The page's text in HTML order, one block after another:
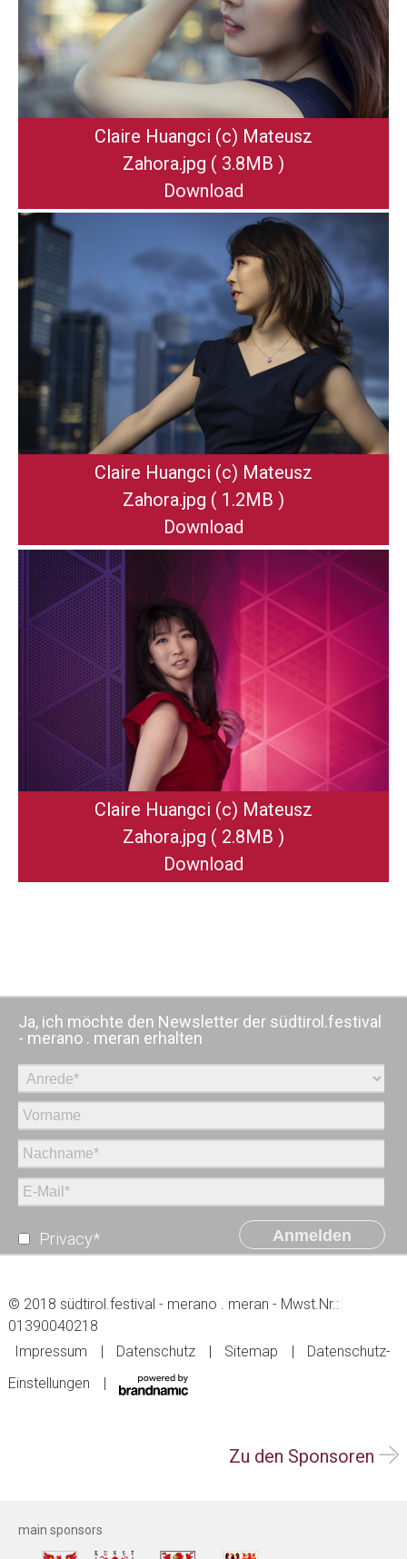
Claire Huangci (c) Mateusz
Zahora.jpg ( 3.8MB )
Download
Claire Huangci (c) Mateusz
Zahora.jpg ( 1.2MB )
Download
Claire Huangci (c) Mateusz
Zahora.jpg ( 2.8MB )
Download
Ja, ich möchte den Newsletter der südtirol.festival
- merano . meran erhalten
Privacy* Anmelden
© 2018 südtirol.festival - merano . meran - Mwst.Nr.:
01390040218
Impressum
Datenschutz Sitemap
Datenschutz-
Einstellungen
Zu den Sponsoren
main sponsors